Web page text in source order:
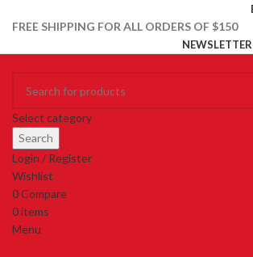
FREE SHIPPING FOR ALL ORDERS OF $150
NEWSLETTER
Select category
Search
Login / Register
Wishlist
0Compare
0items
Menu